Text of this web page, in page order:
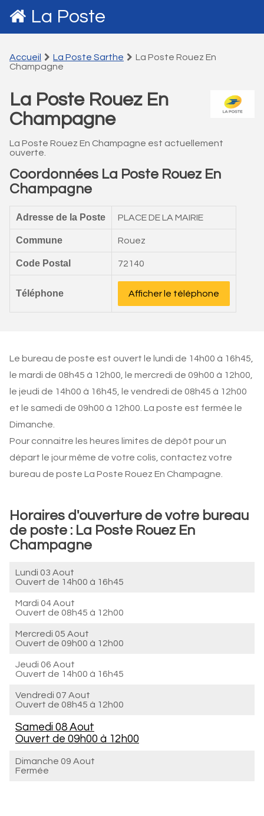
La Poste
Accueil La Poste Sarthe
La Poste Rouez En
Champagne
La Poste Rouez En
Champagne
La Poste Rouez En Champagne est actuellement
ouverte.
Coordonnées La Poste Rouez En
Champagne
Adresse de la Poste PLACE DE LA MAIRIE
Commune Rouez
Code Postal 72140
Téléphone Afficher le téléphone
Le bureau de poste est ouvert le lundi de 14h00 à 16h45,
le mardi de 08h45 à 12h00, le mercredi de 09h00 à 12h00,
le jeudi de 14h00 à 16h45, le vendredi de 08h45 à 12h00
et le samedi de 09h00 à 12h00. La poste est fermée le
Dimanche.
Pour connaitre les heures limites de dépôt pour un
départ le jour même de votre colis, contactez votre
bureau de poste La Poste Rouez En Champagne.
Horaires d'ouverture de votre bureau
de poste : La Poste Rouez En
Champagne
Lundi 03 Aout
Ouvert de 14h00 à 16h45
Mardi 04 Aout
Ouvert de 08h45 à 12h00
Mercredi 05 Aout
Ouvert de 09h00 à 12h00
Jeudi 06 Aout
Ouvert de 14h00 à 16h45
Vendredi 07 Aout
Ouvert de 08h45 à 12h00
Samedi 08 Aout
Ouvert de 09h00 à 12h00
Dimanche 09 Aout
Fermée